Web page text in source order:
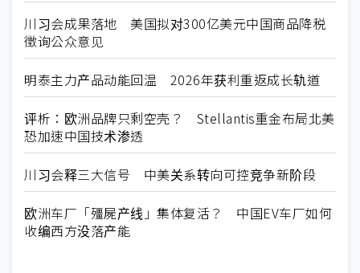
川习会成果落地 美国拟对300亿美元中国商品降税
徵询公众意见
明泰主力产品动能回温 2026年获利重返成长轨道
评析：欧洲品牌只剩空壳？ Stellantis重金布局北美
恐加速中国技术渗透
川习会释三大信号 中美关系转向可控竞争新阶段
欧洲车厂「殭屍产线」集体复活？ 中国EV车厂如何
收编西方没落产能